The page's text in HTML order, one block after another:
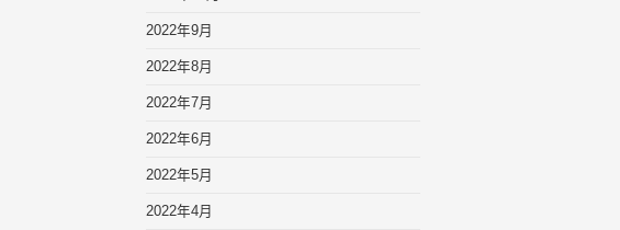
2022年9月
2022年8月
2022年7月
2022年6月
2022年5月
2022年4月